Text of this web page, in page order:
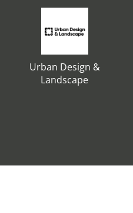
Urban Design &
Landscape